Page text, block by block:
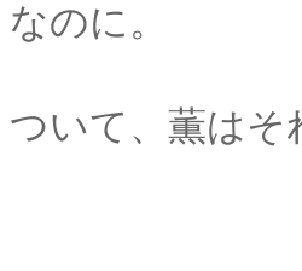
なのに。
いつもよ
ついて、薫はそ
ただの風